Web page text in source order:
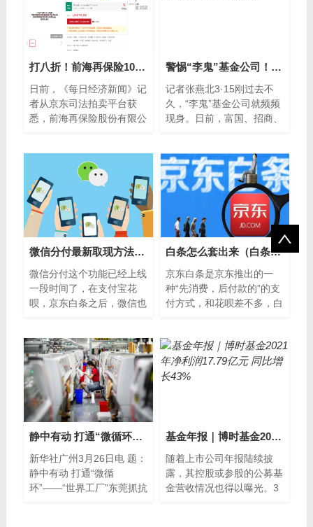
打八折！前海再保险10%股权即将二拍，起拍价2.65亿元
日前，《每日经济新闻》记
者从京东司法拍卖平台获
悉，前海再保险股份有限公
再次在平台进行拍卖，
警惕“李鬼”基金公司！多家万亿巨头发澄清公告
记者张燕北3·15刚过去不
久，“李鬼”基金公司就频频
现身。日前，富国、招商、
冒
微信分付最新取现方法，分付怎么套出来扫码秒到账的技巧
微信分付这个功能已经上线
一段时间了，在支付宝花
呗，京东白条之后，微信也
借钱用于购物...
白条怎么套出来（白条怎么套出来方法太详细了）
京东白条是京东推出的一
种“先消费，后付款的”的支
付方式，和花呗差不多，白
城、京东App...
静中有动 打通“微循环”——“世界工厂”东莞抓抗疫保生产一线见闻
新华社广州3月26日电 题：
静中有动 打通“微循
环”——“世界工厂”东莞抓抗
基金年报｜博时基金2021年净利润17.79亿元 同比增长43%
随着上市公司年报陆续披
露，其控股或参股的公募基
金营收情况也得以曝光。3